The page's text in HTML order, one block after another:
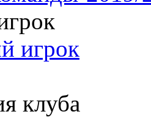
игрок
клуба